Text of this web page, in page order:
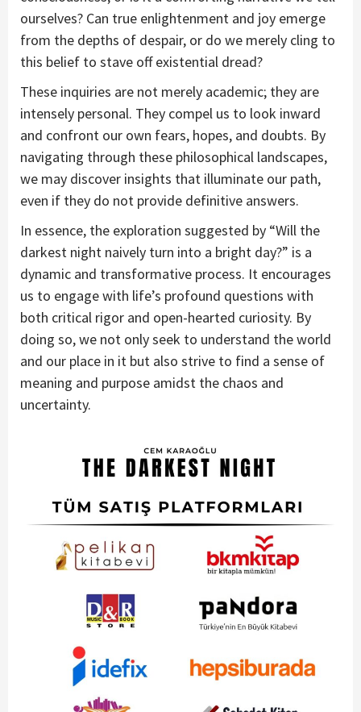
ourselves? Can true enlightenment and joy emerge
from the depths of despair, or do we merely cling to
this belief to stave off existential dread?
These inquiries are not merely academic; they are
intensely personal. They compel us to look inward
and confront our own fears, hopes, and doubts. By
navigating through these philosophical landscapes,
we may discover insights that illuminate our path,
even if they do not provide definitive answers.
In essence, the exploration suggested by “Will the
darkest night naively turn into a bright day?” is a
dynamic and transformative process. It encourages
us to engage with life’s profound questions with
both critical rigor and open-hearted curiosity. By
doing so, we not only seek to understand the world
and our place in it but also strive to find a sense of
meaning and purpose amidst the chaos and
uncertainty.